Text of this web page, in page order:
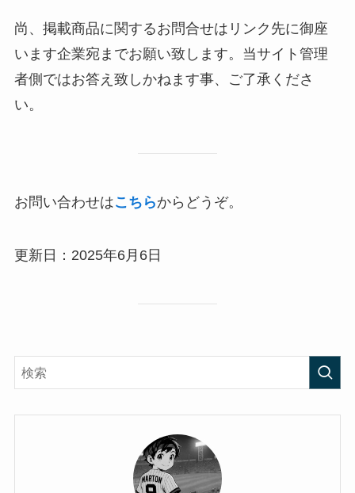
尚、掲載商品に関するお問合せはリンク先に御座
います企業宛までお願い致します。当サイト管理
者側ではお答え致しかねます事、ご了承くださ
い。
お問い合わせはこちらからどうぞ。
更新日：2025年6月6日